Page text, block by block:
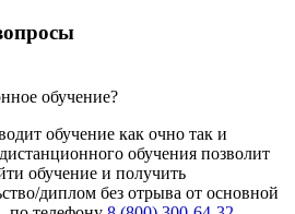
обучение?
обучение как очно так и
обучения позволит
обучение и получить
диплом без отрыва от основной